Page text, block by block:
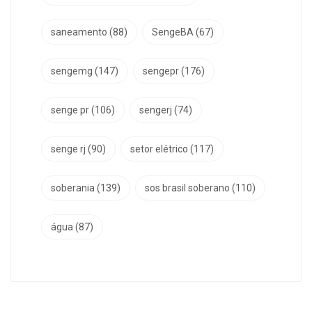
saneamento (88) SengeBA(67)
sengemg (147) sengepr(176)
senge pr(106) sengerj (74)
senge rj (90) setor elétrico (117)
soberania(139) sos brasil soberano (110)
água(87)